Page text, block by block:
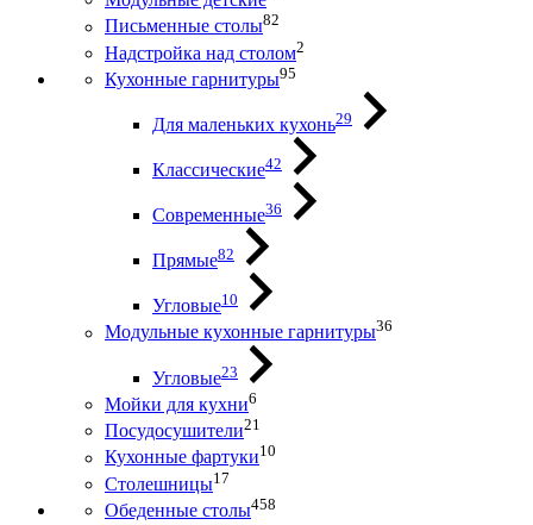
Письменные столы82
Надстройка над столом2
Кухонные гарнитуры95
Для маленьких кухонь29
Классические42
Современные36
Прямые82
Угловые10
Модульные кухонные гарнитуры36
Угловые23
Мойки для кухни6
Посудосушители21
Кухонные фартуки10
Столешницы17
Обеденные столы458